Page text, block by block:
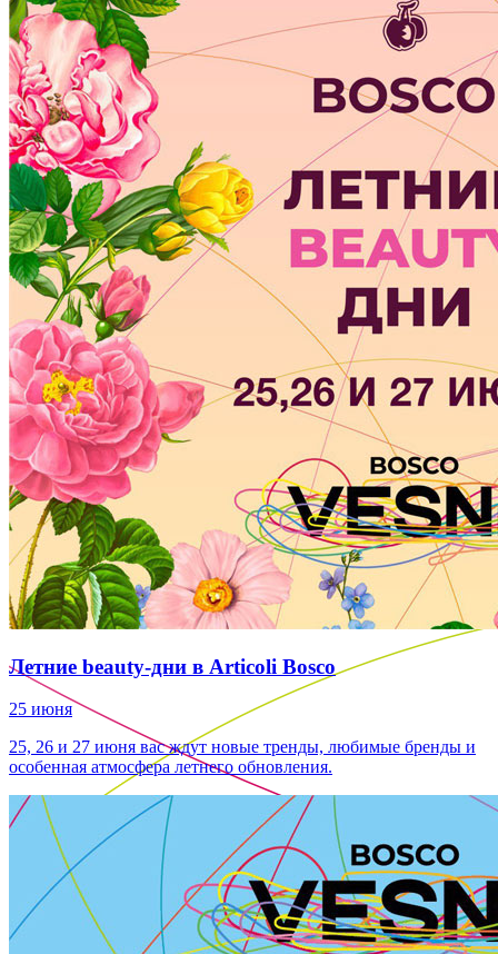
Летние beauty-дни в Articoli Bosco
25 июня
25, 26 и 27 июня вас ждут новые тренды, любимые бренды и
особенная атмосфера летнего обновления.